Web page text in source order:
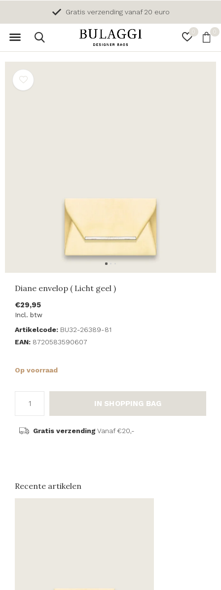
0 0
Gratis verzending vanaf 20 euro
Diane envelop ( Licht geel )
€29,95
Incl. btw
Artikelcode: BU32-26389-81
EAN: 8720583590607
Op voorraad
IN SHOPPING BAG
Gratis verzending Vanaf €20,-
Recente artikelen